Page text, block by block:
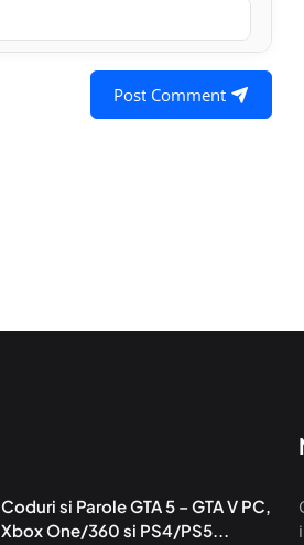
Post Comment
Coduri si Parole GTA 5 – GTA V PC,
Xbox One/360 si PS4/PS5...